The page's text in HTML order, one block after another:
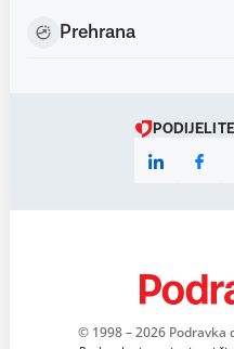
Prehrana
© 1998 – 2026 Podravka